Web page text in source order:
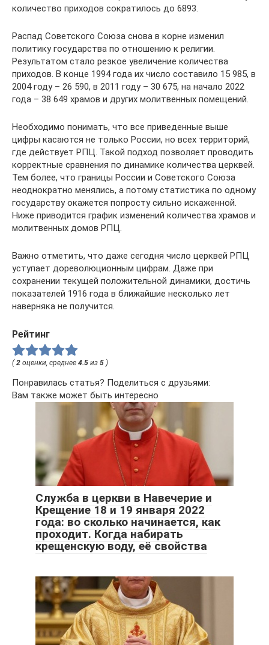
количество приходов сократилось до 6893.
Распад Советского Союза снова в корне изменил
политику государства по отношению к религии.
Результатом стало резкое увеличение количества
приходов. В конце 1994 года их число составило 15 985, в
2004 году – 26 590, в 2011 году – 30 675, на начало 2022
года – 38 649 храмов и других молитвенных помещений.
Необходимо понимать, что все приведенные выше
цифры касаются не только России, но всех территорий,
где действует РПЦ. Такой подход позволяет проводить
корректные сравнения по динамике количества церквей.
Тем более, что границы России и Советского Союза
неоднократно менялись, а потому статистика по одному
государству окажется попросту сильно искаженной.
Ниже приводится график изменений количества храмов и
молитвенных домов РПЦ.
Важно отметить, что даже сегодня число церквей РПЦ
уступает дореволюционным цифрам. Даже при
сохранении текущей положительной динамики, достичь
показателей 1916 года в ближайшие несколько лет
наверняка не получится.
Рейтинг
( 2 оценки, среднее 4.5 из 5 )
Понравилась статья? Поделиться с друзьями:
Вам также может быть интересно
Служба в церкви в Навечерие и
Крещение 18 и 19 января 2022
года: во сколько начинается, как
проходит. Когда набирать
крещенскую воду, её свойства